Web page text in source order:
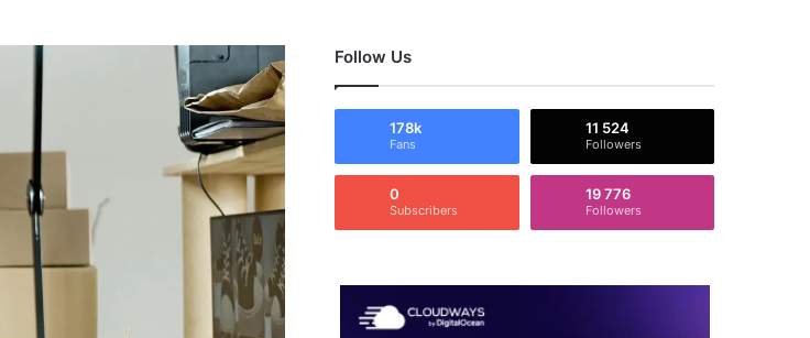
Follow Us
178k
Fans
11 524
Followers
0
Subscribers
19 776
Followers